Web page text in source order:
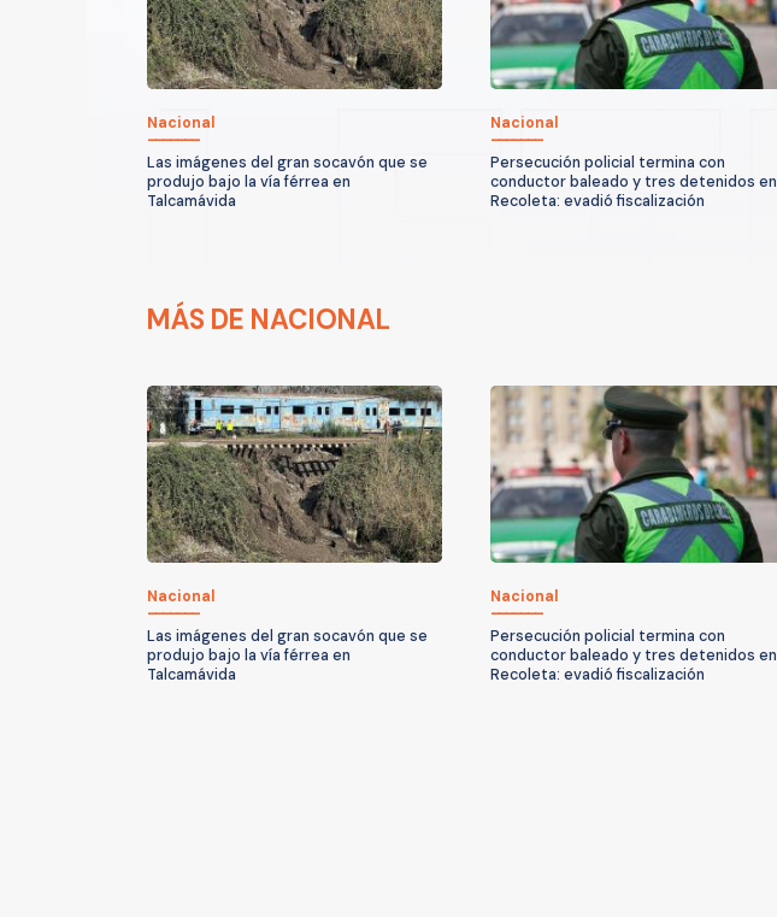
Nacional
Las imágenes del gran socavón que se
produjo bajo la vía férrea en
Talcamávida
Nacional
Persecución policial termina con
conductor baleado y tres detenidos en
Recoleta: evadió fiscalización
MÁS DE NACIONAL
Nacional
Las imágenes del gran socavón que se
produjo bajo la vía férrea en
Talcamávida
Nacional
Persecución policial termina con
conductor baleado y tres detenidos en
Recoleta: evadió fiscalización